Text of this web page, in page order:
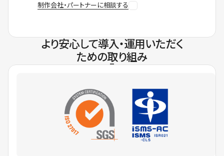
制作会社・パートナーに相談する
より安心して導入・運用いただく
ための取り組み